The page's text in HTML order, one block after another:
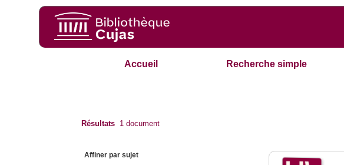
Accueil Recherche simple
Résultats 1 document
Affiner par sujet